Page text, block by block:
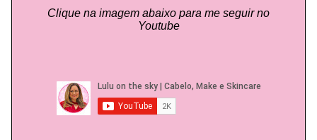
Clique na imagem abaixo para me seguir no
Youtube